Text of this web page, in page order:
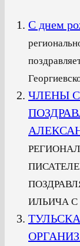
С днем
ЧЛЕНЫ
ИЛЬИЧА С